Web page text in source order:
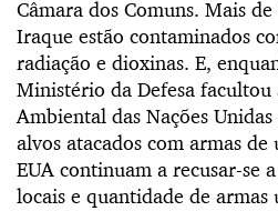
Câmara dos Comuns. Mais
Iraque estão contaminados
radiação e dioxinas. E,
Ministério da Defesa facultou
Ambiental das Nações
alvos atacados com armas
EUA continuam a recusar-se
locais e quantidade de armas